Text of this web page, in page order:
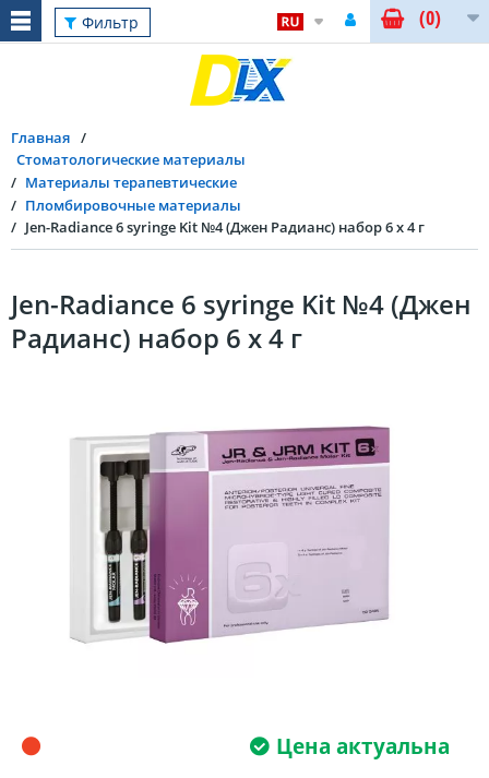
Фильтр (0)
Главная
Стоматологические материалы
Материалы терапевтические
Пломбировочные материалы
Jen-Radiance 6 syringe Kit №4 (Джен Радианс) набор 6 x 4 г
Jen-Radiance 6 syringe Kit №4 (Джен
Радианс) набор 6 x 4 г
Цена актуальна